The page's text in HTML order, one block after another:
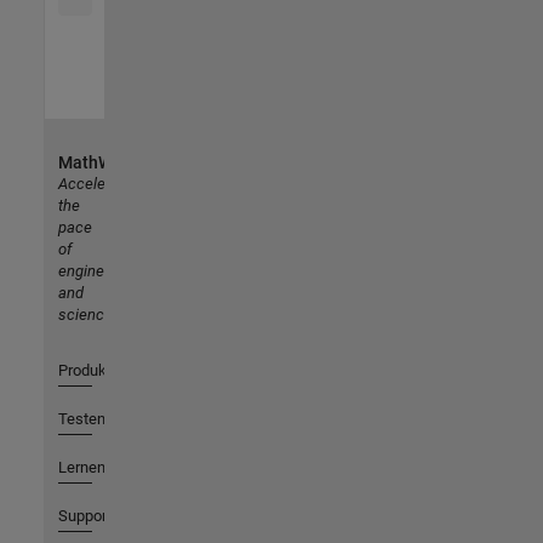
MathWorks
Accelerating
the
pace
of
engineering
and
science
Produkte
Testen oder Kaufen
Lernen
Support